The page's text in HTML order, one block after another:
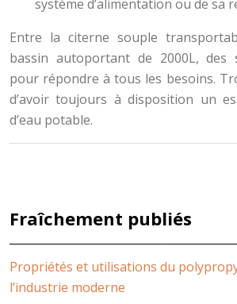
système d’alimentation ou de sa
Entre la citerne souple
bassin autoportant de 2000L, des
pour répondre à tous les besoins.
d’avoir toujours à disposition un
d’eau potable.
Fraîchement publiés
Propriétés et utilisations du
l’industrie moderne